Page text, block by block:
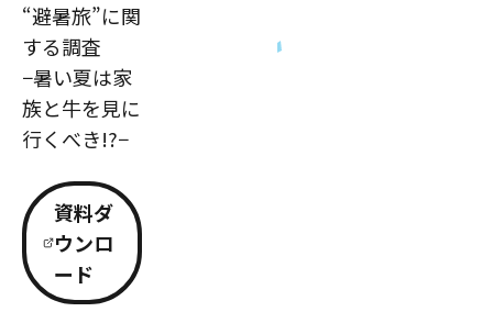
“避暑旅”に関
する調査
−暑い夏は家
族と牛を見に
行くべき!?−
資料ダ
ウンロ
ード